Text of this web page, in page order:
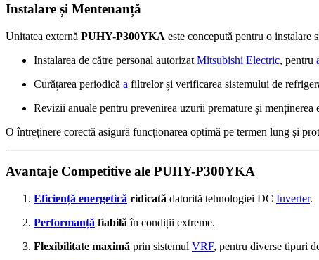
Instalare și Mentenanță
Unitatea externă PUHY-P300YKA este concepută pentru o
Instalarea de către personal autorizat Mitsubishi Electric, pentru
Curățarea periodică a filtrelor și verificarea sistemului de
Revizii anuale pentru prevenirea uzurii premature și menținerea
O întreținere corectă asigură funcționarea optimă pe termen lung și
Avantaje Competitive ale PUHY-P300YKA
Eficiență energetică ridicată datorită tehnologiei DC Inverter.
Performanță fiabilă în condiții extreme.
Flexibilitate maximă prin sistemul VRF, pentru diverse tipuri